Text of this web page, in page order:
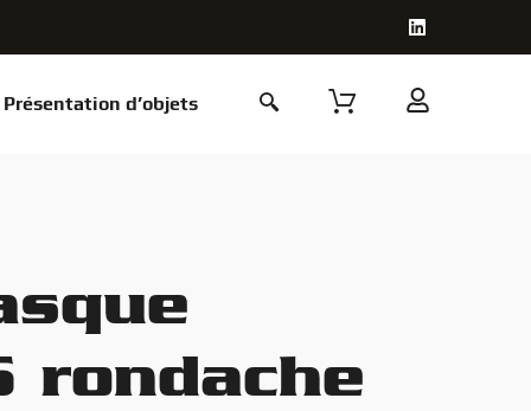
Présentation d’objets
rondache